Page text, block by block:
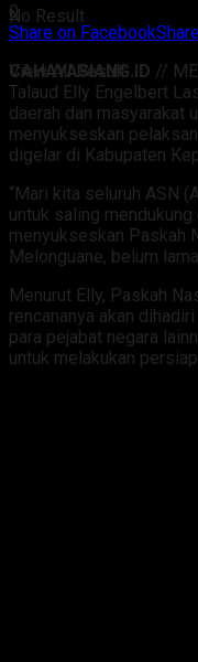
No Result
View All Result
0
Share on Facebook
CAHAYASIANG.ID //
Talaud Elly Engelbert
daerah dan masyarakat
menyukseskan
digelar di Kabupaten
“Mari kita seluruh ASN
untuk saling
menyukseskan Paskah
Melonguane, belum
Menurut Elly, Paskah
rencananya akan
para pejabat negara
untuk melakukan